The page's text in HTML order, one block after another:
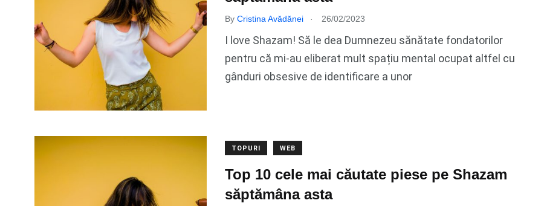
By Cristina Avădănei 26/02/2023
I love Shazam! Să le dea Dumnezeu sănătate fondatorilor
pentru că mi-au eliberat mult spațiu mental ocupat altfel cu
gânduri obsesive de identificare a unor
TOPURI WEB
Top 10 cele mai căutate piese pe Shazam
săptămâna asta